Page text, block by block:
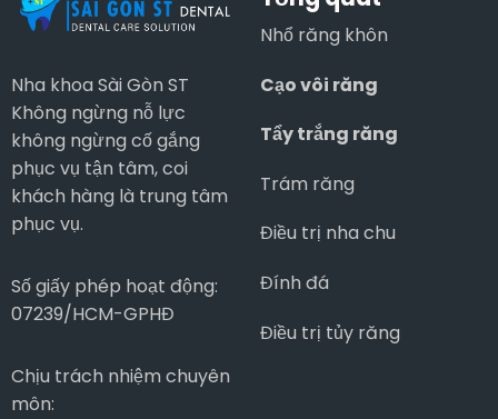
Gòn
Tủy
Nha khoa Sài Gòn ST
Không ngừng nỗ lực
không ngừng cố gắng
phục vụ tận tâm, coi
khách hàng là trung tâm
phục vụ.
Số giấy phép hoạt động:
07239/HCM-GPHĐ
Chịu trách nhiệm chuyên
môn:
Nhổ răng khôn
Cạo vôi răng
Tẩy trắng răng
Trám răng
Điều trị nha chu
Đính đá
Điều trị tủy răng